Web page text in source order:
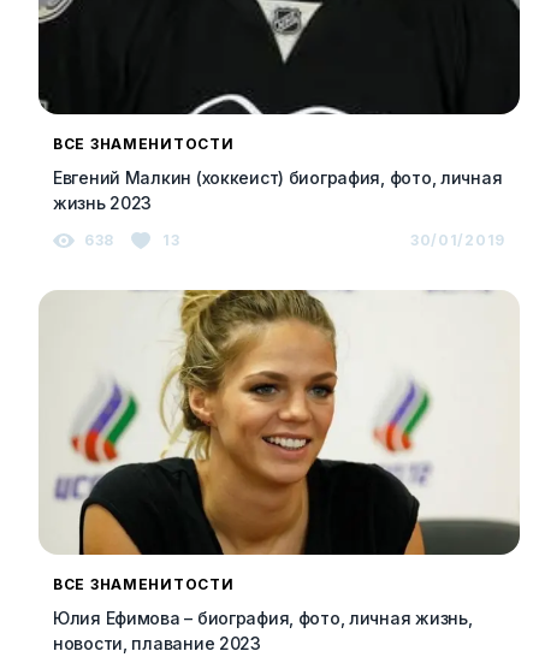
ВСЕ ЗНАМЕНИТОСТИ
Евгений Малкин (хоккеист) биография, фото, личная
жизнь 2023
638 13 30/01/2019
ВСЕ ЗНАМЕНИТОСТИ
Юлия Ефимова – биография, фото, личная жизнь,
новости, плавание 2023